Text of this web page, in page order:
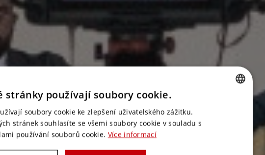
stránky používají soubory cookie.
soubory cookie ke zlepšení uživatelského zážitku.
stránek souhlasíte se všemi soubory cookie v souladu s
používání souborů cookie. Více informací